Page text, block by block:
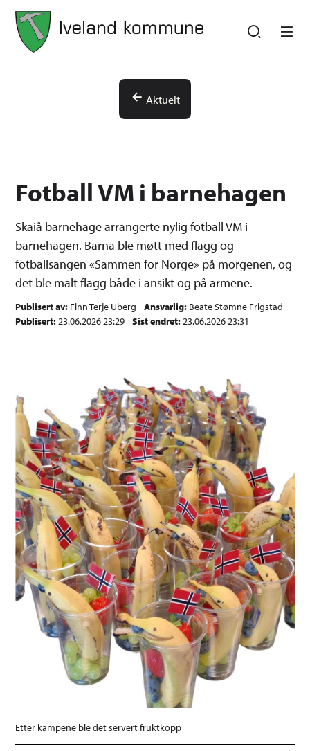
Iveland kommune
Aktuelt
Fotball VM i barnehagen
Skaiå barnehage arrangerte nylig fotball VM i
barnehagen. Barna ble møtt med flagg og
fotballsangen «Sammen for Norge» på morgenen, og
det ble malt flagg både i ansikt og på armene.
Publisert av Finn Terje Uberg Ansvarlig Beate Stømne Frigstad
Publisert 23.06.2026 23:29 Sist endret 23.06.2026 23:31
Etter kampene ble det servert fruktkopp